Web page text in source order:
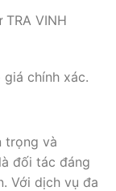
VINH
chính xác.
trọng và
đối tác đáng
Với dịch vụ đa